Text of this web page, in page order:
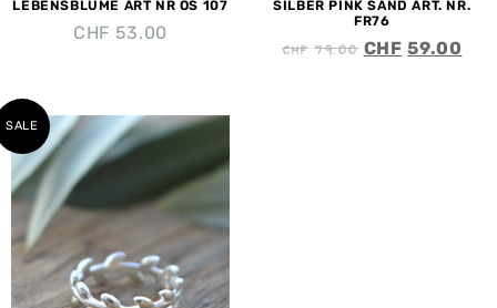
LEBENSBLUME ART NR OS 107
CHF 53.00
SILBER PINK SAND ART. NR.
FR76
CHF79.00 CHF 59.00
SALE